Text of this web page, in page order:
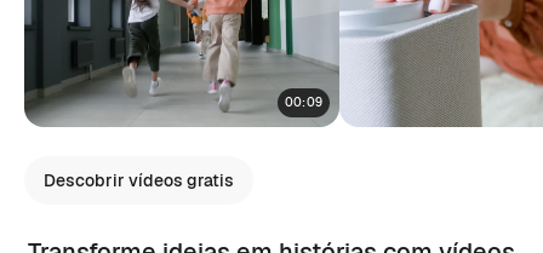
00:09
Descobrir vídeos gratis